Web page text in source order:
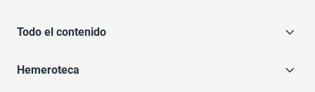
Todo el contenido
Hemeroteca